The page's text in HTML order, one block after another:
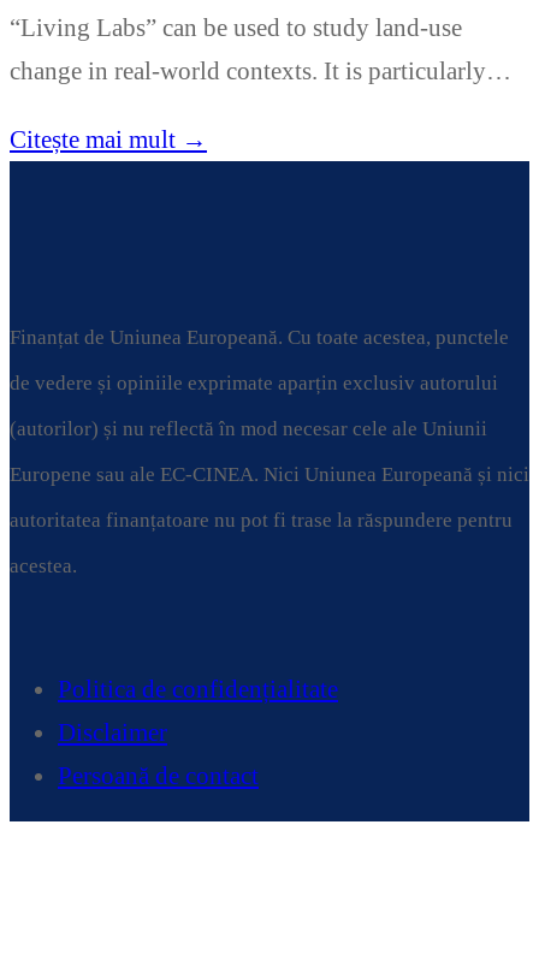
“Living Labs” can be used to study land-use
change in real-world contexts. It is particularly…
Citește mai mult →
Finanțat de Uniunea Europeană. Cu toate acestea, punctele
de vedere și opiniile exprimate aparțin exclusiv autorului
(autorilor) și nu reflectă în mod necesar cele ale Uniunii
Europene sau ale EC-CINEA. Nici Uniunea Europeană și nici
autoritatea finanțatoare nu pot fi trase la răspundere pentru
acestea.
Politica de confidențialitate
Disclaimer
Persoană de contact